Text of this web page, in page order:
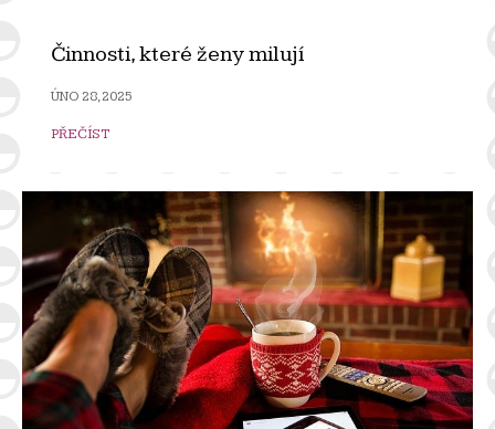
Činnosti, které ženy milují
ÚNO 28, 2025
PŘEČÍST